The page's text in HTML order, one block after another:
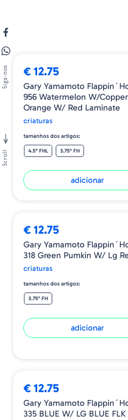
€ 12.75
Gary Yamamoto
956 Watermelon W/
Orange W/ Red Laminate
criaturas
tamanhos dos artigos:
4.5" FHL 3.75" FH
adicionar
€ 12.75
Gary Yamamoto
318 Green Pumkin W/ Lg
criaturas
tamanhos dos artigos:
3.75" FH
adicionar
€ 12.75
Gary Yamamoto
335 BLUE W/ LG BLUE FLK
Siga-nos
Scroll